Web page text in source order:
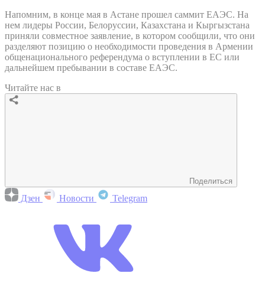
Напомним, в конце мая в Астане прошел саммит ЕАЭС. На
нем лидеры России, Белоруссии, Казахстана и Кыргызстана
приняли совместное заявление, в котором сообщили, что они
разделяют позицию о необходимости проведения в Армении
общенационального референдума о вступлении в ЕС или
дальнейшем пребывании в составе ЕАЭС.
Читайте нас в
Поделиться
Дзен Новости Telegram